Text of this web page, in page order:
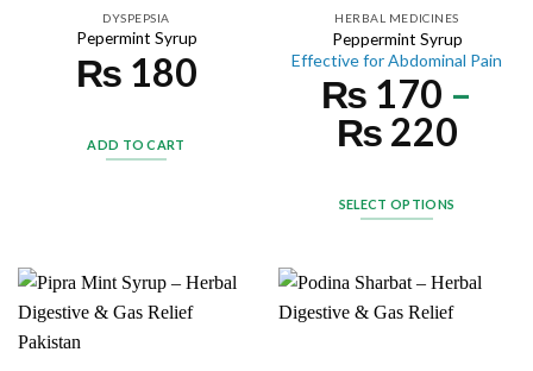
DYSPEPSIA
Pepermint Syrup
₨ 180
ADD TO CART
HERBAL MEDICINES
Peppermint Syrup
Effective for Abdominal Pain
₨ 170 –
₨ 220
SELECT OPTIONS